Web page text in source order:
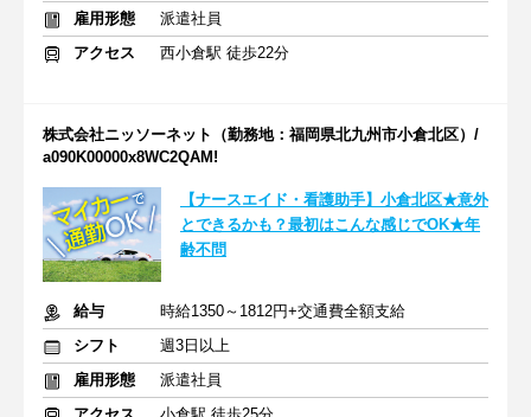
雇用形態
派遣社員
アクセス
西小倉駅 徒歩22分
株式会社ニッソーネット（勤務地：福岡県北九州市小倉北区）/
a090K00000x8WC2QAM!
【ナースエイド・看護助手】小倉北区★意外
とできるかも？最初はこんな感じでOK★年
齢不問
給与
時給1350～1812円+交通費全額支給
シフト
週3日以上
雇用形態
派遣社員